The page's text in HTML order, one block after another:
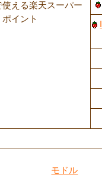
使える楽天スーパー
ポイント
モドル